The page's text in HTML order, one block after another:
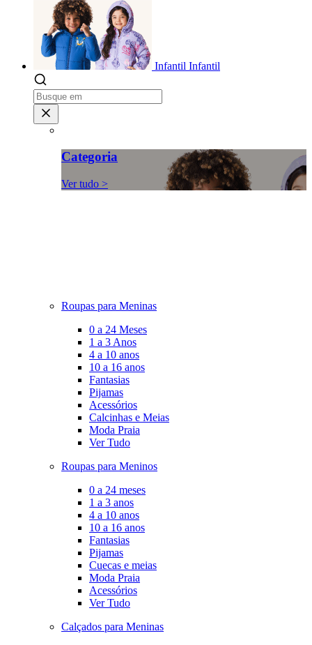
Infantil Infantil
Categoria
Ver tudo >
Roupas para Meninas
0 a 24 Meses
1 a 3 Anos
4 a 10 anos
10 a 16 anos
Fantasias
Pijamas
Acessórios
Calcinhas e Meias
Moda Praia
Ver Tudo
Roupas para Meninos
0 a 24 meses
1 a 3 anos
4 a 10 anos
10 a 16 anos
Fantasias
Pijamas
Cuecas e meias
Moda Praia
Acessórios
Ver Tudo
Calçados para Meninas